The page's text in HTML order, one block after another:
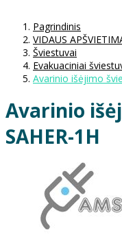
Pagrindinis
VIDAUS
Šviestuvai
Evakuaciniai
Avarinio išėjimo
Avarinio
SAHER-1H